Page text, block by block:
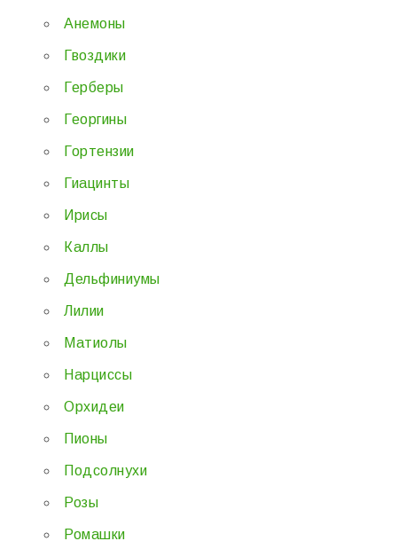
Анемоны
Гвоздики
Герберы
Георгины
Гортензии
Гиацинты
Ирисы
Каллы
Дельфиниумы
Лилии
Матиолы
Нарциссы
Орхидеи
Пионы
Подсолнухи
Розы
Ромашки